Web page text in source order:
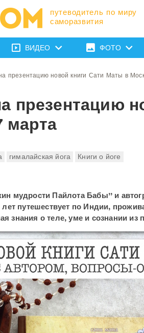
путеводитель по миру
саморазвития
ВИДЕО ФОТО
презентацию новой книги Сати Маты в
презентацию
марта
гималайская йога Книги о йоге
мудрости Пайлота Бабы” и
путешествует по Индии,
знания о теле, уме и сознании из